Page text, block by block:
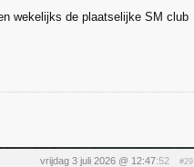
wekelijks de plaatselijke SM club
vrijdag 3 juli 2026 @ 12:47:52 #29